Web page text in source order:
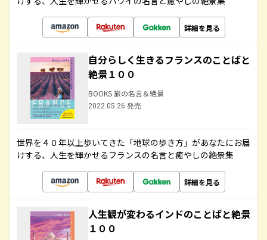
詳細を見る
自分らしく生きるフランスのことばと
絶景１００
BOOKS 旅の名言＆絶景
2022.05.26 発売
世界を４０年以上歩いてきた「地球の歩き方」があなたにお届
けする、人生を輝かせるフランスの名言と癒やしの絶景集
詳細を見る
人生観が変わるインドのことばと絶景
１００